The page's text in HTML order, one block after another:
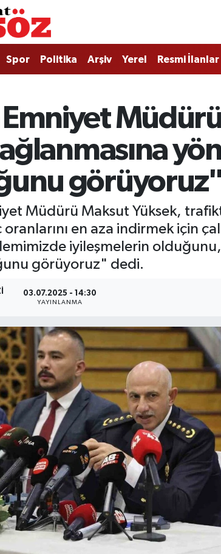
Spor Politika Arşiv Yerel Resmi İlanlar
Emniyet
Müdürü Maksut Yüksek,
oranlarını en aza indirmek için
iyileşmelerin olduğunu,
görüyoruz" dedi.
03.07.2025 - 14:30
YAYINLANMA
Fikstür